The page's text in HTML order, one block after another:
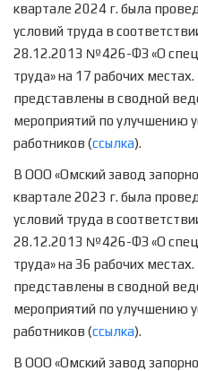
квартале 2024 г. была
условий труда в
28.12.2013 №426-ФЗ «О
труда» на 17 рабочих
представлены в сводной
мероприятий по улучшению
работников (ссылка).
В ООО «Омский завод
квартале 2023 г. была
условий труда в
28.12.2013 №426-ФЗ «О
труда» на 36 рабочих
представлены в сводной
мероприятий по улучшению
работников (ссылка).
В ООО «Омский завод